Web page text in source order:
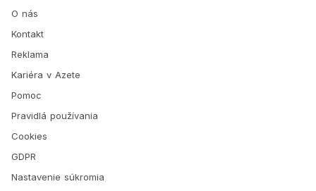
O nás
Kontakt
Reklama
Kariéra v Azete
Pomoc
Pravidlá používania
Cookies
GDPR
Nastavenie súkromia